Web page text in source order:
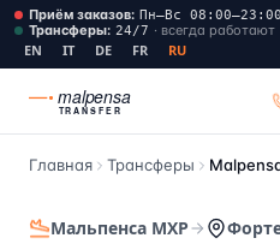
Приём заказов: Пн–Вс 08:00–23:00
Трансферы: 24/7 · всегда работают
EN IT DE FR RU
malpensa
TRANSFER
Главная Трансферы
Мальпенса MXP